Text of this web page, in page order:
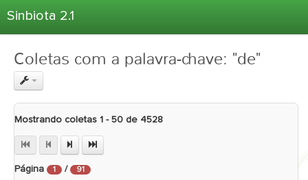
Sinbiota 2.1
Informações Ambientais
Árvore Taxonômica
Atlas 2.1
Coletas com a palavra-chave: "de"
Mostrando coletas 1 - 50 de 4528
Página 1 / 91